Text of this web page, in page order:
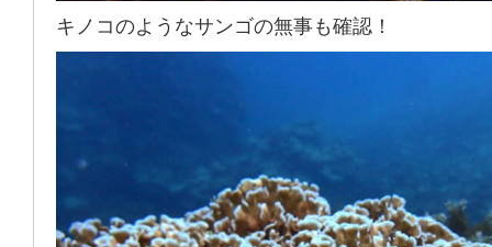
キノコのようなサンゴの無事も確認！